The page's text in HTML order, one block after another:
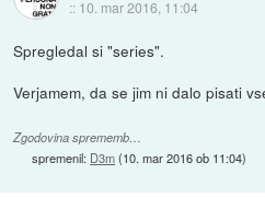
:: 10. mar 2016, 11:04
Spregledal si "series".
Verjamem, da se jim ni dalo pisati
Zgodovina sprememb…
spremenil: D3m(10. mar 2016 ob 11:04)